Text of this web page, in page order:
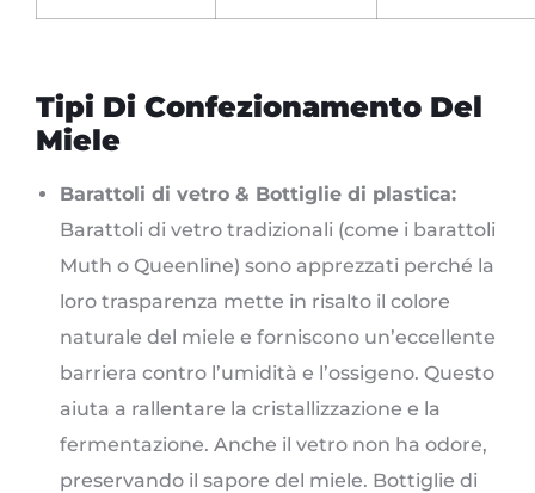
Tipi Di Confezionamento Del
Miele
Barattoli di vetro & Bottiglie di plastica:
Barattoli di vetro tradizionali (come i barattoli
Muth o Queenline) sono apprezzati perché la
loro trasparenza mette in risalto il colore
naturale del miele e forniscono un’eccellente
barriera contro l’umidità e l’ossigeno. Questo
aiuta a rallentare la cristallizzazione e la
fermentazione. Anche il vetro non ha odore,
preservando il sapore del miele. Bottiglie di